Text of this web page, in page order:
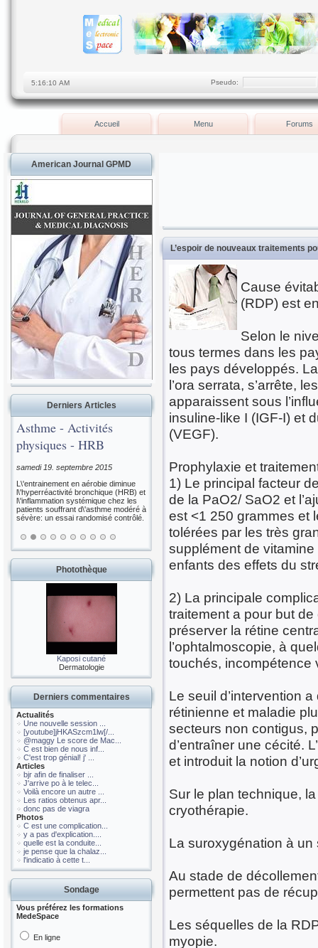
Pseudo:
Accueil Menu Forums
American Journal GPMD
Derniers Articles
Asthme - Activités
physiques - HRB
samedi 19. septembre 2015
L\'entrainement en aérobie diminue
l\'hyperréactivité bronchique (HRB) et
l\'inflammation systémique chez les
patients souffrant d\'asthme modéré à
sévère: un essai randomisé contrôlé.
Photothèque
Kaposi cutané
Dermatologie
Derniers commentaires
Actualités
Une nouvelle session ...
[youtube]jHKASzcm1lw[/...
@maggy Le score de Mac...
C est bien de nous inf...
C'est trop génial! j' ...
Articles
bjr afin de finaliser ...
J'arrive po à le telec...
Voilà encore un autre ...
Les ratios obtenus apr...
donc pas de viagra
Photos
C est une complication...
y a pas d'explication....
quelle est la conduite...
je pense que la chalaz...
l'indicatio à cette t...
Sondage
Vous préférez les formations
MedeSpace
En ligne
L’espoir de nouveaux traitements
Cause
(RDP) est
Selon le
tous termes dans les
les pays développés.
l’ora serrata, s’arrête,
apparaissent sous
insuline-like I (IGF-I) et
(VEGF).
Prophylaxie et
1) Le principal facteur
de la PaO2/ SaO2 et
est <1 250 grammes et
tolérées par les très
supplément de
enfants des effets du
2) La principale
traitement a pour but
préserver la rétine
l’ophtalmoscopie, à
touchés, incompétence
Le seuil d’intervention
rétinienne et maladie
secteurs non contigus,
d’entraîner une cécité.
et introduit la notion
Sur le plan technique,
cryothérapie.
La suroxygénation à un
Au stade de
permettent pas de
Les séquelles de la
myopie.